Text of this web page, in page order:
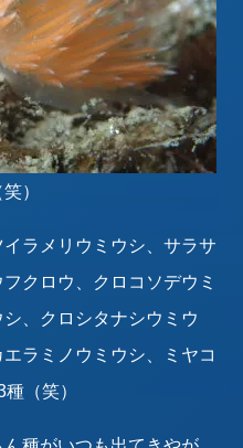
）
ラメリウミウシ、サラサ
クロウ、クロコソデウミ
、クロシタナシウミウ
ラミノウミウシ、ミヤコ
（笑）